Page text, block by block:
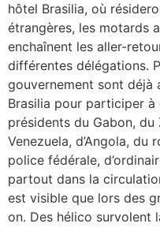
hôtel Brasilia, où
étrangères, les motards
enchaînent les aller-
différentes délégations.
gouvernement sont déjà
Brasilia pour participer
présidents du Gabon,
Venezuela, d’Angola, du
police fédérale,
partout dans la
est visible que lors des
on. Des hélico survolent